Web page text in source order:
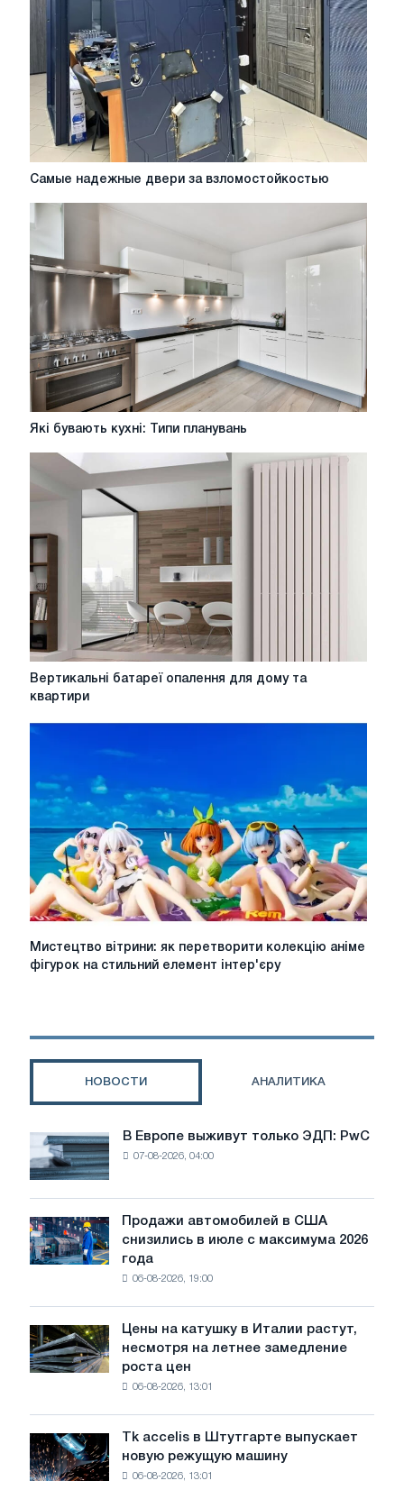
Самые
двери
взломостойкостью
Самые надежные двери за взломостойкостью
Які
кухні:
Які бувають кухні: Типи планувань
Вертикальні
для
квартири
Вертикальні батареї опалення для дому та
квартири
Мистецтво
вітрини:
аніме
елемент
Мистецтво вітрини: як перетворити колекцію аніме
фігурок на стильний елемент інтер'єру
НОВОСТИ АНАЛИТИКА
Европе
выживут
только
ЭДП:
PwC
В Европе выживут только ЭДП: PwC
07-08-2026, 04:00
Продажи
автомобилей
в
июле
с
максимума
года
Продажи автомобилей в США
снизились в июле с максимума 2026
года
06-08-2026, 19:00
Цены
на
катушку
несмотря
на
летнее
Цены на катушку в Италии растут,
несмотря на летнее замедление
роста цен
06-08-2026, 13:01
Tk
accelis
в
Tk accelis в Штутгарте выпускает
новую режущую машину
06-08-2026, 13:01